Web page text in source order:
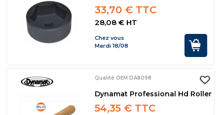
33,70 € TTC
28,08 € HT
Chez vous
Mardi 18/08
Qualité OEM DA8098
Dynamat Professional Hd Roller
54,35 € TTC